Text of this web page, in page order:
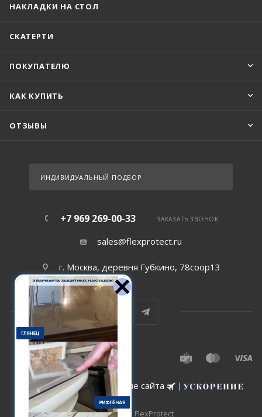
НАКЛАДКИ НА СТОЛ
СКАТЕРТИ
ПОКУПАТЕЛЮ
КАК КУПИТЬ
ОТЗЫВЫ
ИНДИВИДУАЛЬНЫЙ ПОДБОР
+7 969 269-00-33 ЗАКАЗАТЬ ЗВОНОК
sales@flexprotect.ru
г. Москва, деревня Губкино, 78соор13
Создание и сопровождение сайта
2015-2026 © FlexProtect